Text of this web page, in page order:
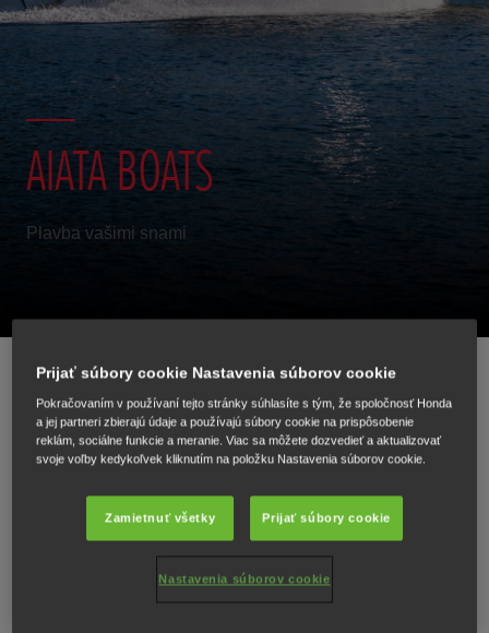
AIATA BOATS
Plavba vašimi snami
NAVRHNUTÉ, ABY ZAUJALI,
SKONŠTRUOVANÉ S
DÔRAZOM NA VÝKON
Prijať súbory cookie Nastavenia súborov cookie
Pokračovaním v používaní tejto stránky súhlasíte s tým, že spoločnosť Honda
a jej partneri zbierajú údaje a používajú súbory cookie na prispôsobenie
reklám, sociálne funkcie a meranie. Viac sa môžete dozvedieť a aktualizovať
svoje voľby kedykoľvek kliknutím na položku Nastavenia súborov cookie.
Zamietnuť všetky Prijať súbory cookie
Nastavenia súborov cookie